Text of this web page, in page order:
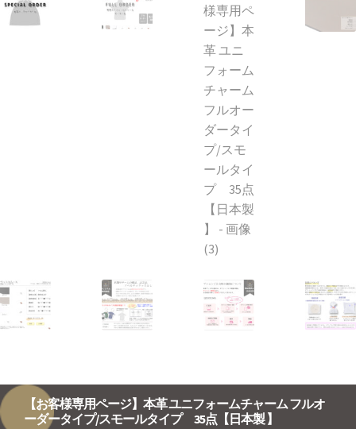
【お客様専用ページ】本革 ユニフォームチャーム フルオ
ーダータイプ/スモールタイプ 35点【日本製 】